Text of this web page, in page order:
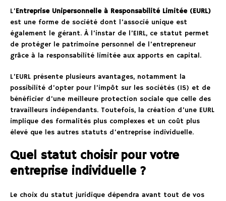
L’Entreprise Unipersonnelle à Responsabilité Limitée (EURL)
est une forme de société dont l’associé unique est
également le gérant. À l’instar de l’EIRL, ce statut permet
de protéger le patrimoine personnel de l’entrepreneur
grâce à la responsabilité limitée aux apports en capital.
L’EURL présente plusieurs avantages, notamment la
possibilité d’opter pour l’impôt sur les sociétés (IS) et de
bénéficier d’une meilleure protection sociale que celle des
travailleurs indépendants. Toutefois, la création d’une EURL
implique des formalités plus complexes et un coût plus
élevé que les autres statuts d’entreprise individuelle.
Quel statut choisir pour votre
entreprise individuelle ?
Le choix du statut juridique dépendra avant tout de vos